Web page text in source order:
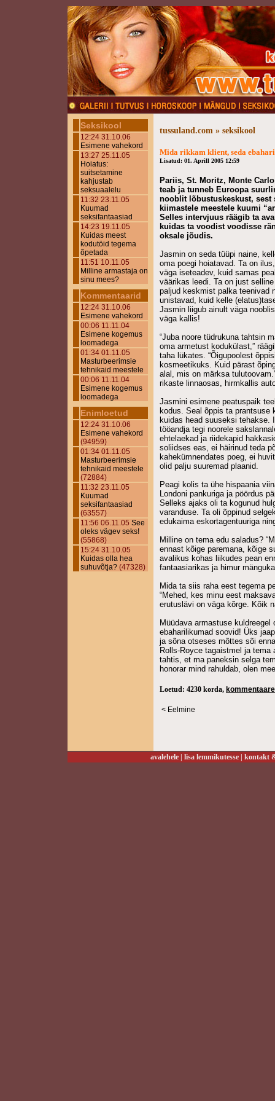
Seksikool
12:24 31.10.06
Esimene vahekord
13:27 25.11.05
Hoiatus:
suitsetamine
kahjustab
seksuaalelu
11:32 23.11.05
Kuumad
seksifantaasiad
14:23 19.11.05
Kuidas meest
kodutöid tegema
õpetada
11:51 10.11.05
Milline armastaja on
sinu mees?
Kommentaarid
12:24 31.10.06
Esimene vahekord
00:06 11.11.04
Esimene kogemus
loomadega
01:34 01.11.05
Masturbeerimsie
tehnikaid meestele
00:06 11.11.04
Esimene kogemus
loomadega
Enimloetud
12:24 31.10.06
Esimene vahekord
(94959)
01:34 01.11.05
Masturbeerimsie
tehnikaid meestele
(72884)
11:32 23.11.05
Kuumad
seksifantaasiad
(63557)
11:56 06.11.05 See
oleks vägev seks!
(55868)
15:24 31.10.05
Kuidas olla hea
suhuvõtja? (47328)
tussuland.com » seksikool
Mida rikkam klient, seda
Lisatud: 01. Aprill 2005 12:59
Pariis, St. Moritz, Monte
teab ja tunneb Euroopa
nooblit lõbustuskeskust, sest
kiimastele meestele kuumi
Selles intervjuus räägib ta
kuidas ta voodist voodisse
oksale jõudis.
Jasmin on seda tüüpi naine,
oma poegi hoiatavad. Ta on
väga iseteadev, kuid samas
väärikas leedi. Ta on just
paljud keskmist palka teenivad
unistavad, kuid kelle
Jasmin liigub ainult väga
väga kallis!
“Juba noore tüdrukuna tahtsin
oma armetust kodukülast,”
taha lükates. “Õigupoolest
kosmeetikuks. Kuid pärast
alal, mis on märksa
rikaste linnaosas, hirmkallis
Jasmini esimene peatuspaik
kodus. Seal õppis ta
kuidas head suuseksi
tööandja tegi noorele
ehtelaekad ja riidekapid
soliidses eas, ei häirinud teda
kahekümnendates poeg, ei
olid palju suuremad plaanid.
Peagi kolis ta ühe hispaania
Londoni pankuriga ja pöördus
Selleks ajaks oli ta kogunud
varanduse. Ta oli õppinud
edukaima eskortagentuuriga
Milline on tema edu saladus?
ennast kõige paremana, kõige
avalikus kohas liikudes pean
fantaasiarikas ja himur
Mida ta siis raha eest tegema
“Mehed, kes minu eest
erutuslävi on väga kõrge. Kõik
Müüdava armastuse
ebaharilikumad soovid! Üks
ja sõna otseses mõttes sõi
Rolls-Royce tagaistmel ja
tahtis, et ma paneksin selga
honorar mind rahuldab, olen
Loetud: 4230 korda,
< Eelmine
avalehele| lisa lemmikutesse| kontakt